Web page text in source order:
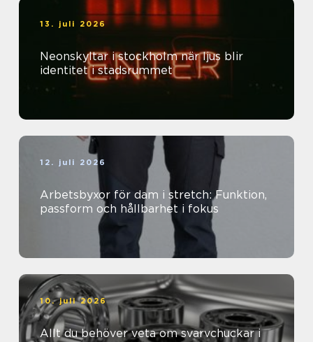
13. juli 2026
Neonskyltar i stockholm när ljus blir
identitet i stadsrummet
12. juli 2026
Arbetsbyxor för dam i stretch: Funktion,
passform och hållbarhet i fokus
10. juli 2026
Allt du behöver veta om svarvchuckar i